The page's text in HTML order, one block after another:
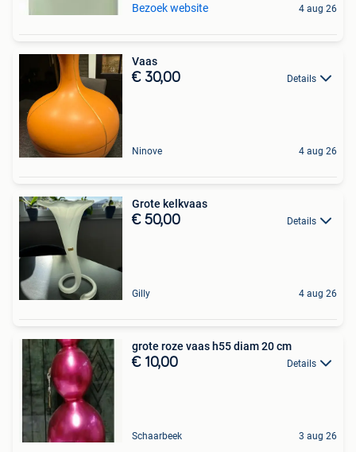
Bezoek website 4 aug 26
Vaas
€ 30,00 Details
Ninove 4 aug 26
Grote kelkvaas
€ 50,00 Details
Gilly 4 aug 26
grote roze vaas h55 diam 20 cm
€ 10,00 Details
Schaarbeek 3 aug 26